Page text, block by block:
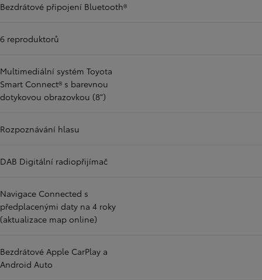
Bezdrátové připojení Bluetooth®
6 reproduktorů
Multimediální systém Toyota
Smart Connect® s barevnou
dotykovou obrazovkou (8")
Rozpoznávání hlasu
DAB Digitální radiopřijímač
Navigace Connected s
předplacenými daty na 4 roky
(aktualizace map online)
Bezdrátové Apple CarPlay a
Android Auto